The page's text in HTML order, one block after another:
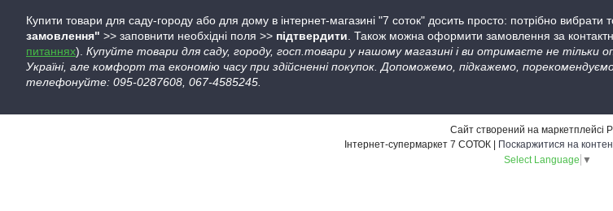
Купити товари для саду-городу або для дому в інтернет-магазині "7 соток" досить просто: потрібно вибрати
замовлення" >> заповнити необхідні поля >> підтвердити. Також можна оформити замовлення за
питаннях). Купуйте товари для саду, городу, госп.товари у нашому магазині і ви отримаєте не тільки
Україні, але комфорт та економію часу при здійсненні покупок. Допоможемо, підкажемо,
телефонуйте: 095-0287608, 067-4585245.
Сайт створений на маркетплейсі
Поскаржитися на
Select Language ▼